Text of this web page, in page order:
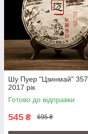
Шу Пуер "Цзинмай"
2017 рік
Готово до відправки
545 ₴ 695 ₴